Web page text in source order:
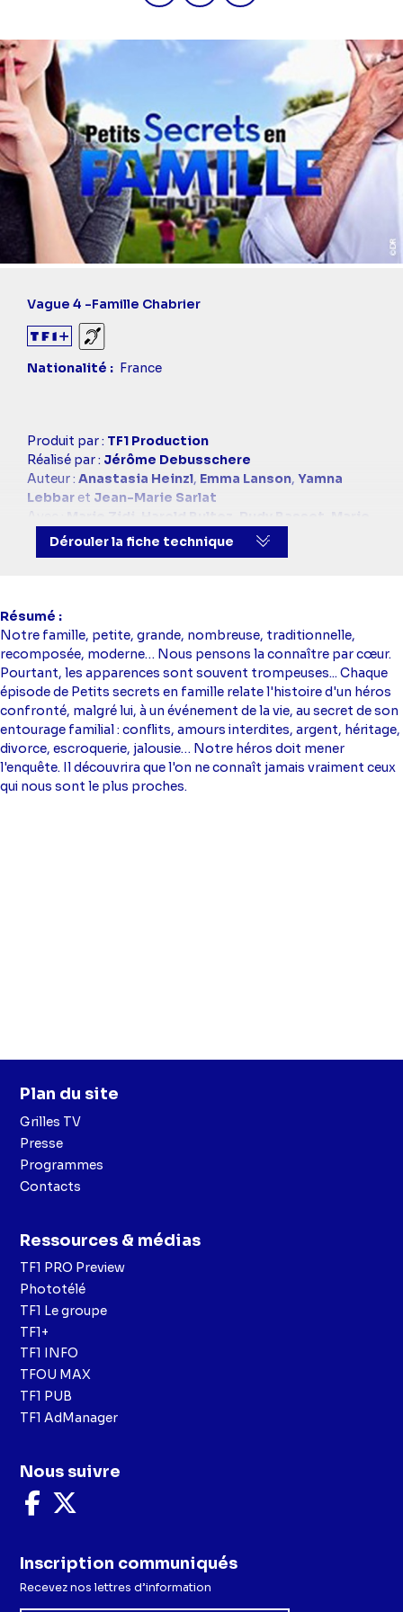
Vague 4 -Famille Chabrier
Sourds et malentendants
Nationalité
France
Casting
simba
Produit par : TF1 Production
Réalisé par : Jérôme Debusschere
Auteur : Anastasia Heinzl, Emma Lanson, Yamna
Lebbar et Jean-Marie Sarlat
Avec :
Cornillon
, Rémi Giordan
Dérouler la fiche technique
Résumé
Notre famille, petite, grande, nombreuse, traditionnelle,
recomposée, moderne… Nous pensons la connaître par cœur.
Pourtant, les apparences sont souvent trompeuses... Chaque
épisode de Petits secrets en famille relate l'histoire d'un héros
confronté, malgré lui, à un événement de la vie, au secret de son
entourage familial : conflits, amours interdites, argent, héritage,
divorce, escroquerie, jalousie… Notre héros doit mener
l'enquête. Il découvrira que l'on ne connaît jamais vraiment ceux
qui nous sont le plus proches.
Plan du site
Grilles TV
Presse
Programmes
Contacts
Ressources & médias
TF1 PRO Preview
Phototélé
TF1 Le groupe
TF1+
TF1 INFO
TFOU MAX
TF1 PUB
TF1 AdManager
Nous suivre
Nous
suivre
Facebook
X
Inscription communiqués
Recevez nos lettres d’information